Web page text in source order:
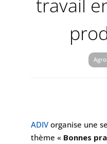
travail
ADIVorganise une
thème « Bonnes